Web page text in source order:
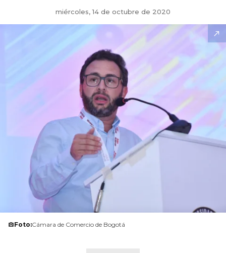
miércoles, 14 de octubre de 2020
Foto:Cámara de Comercio de Bogotá